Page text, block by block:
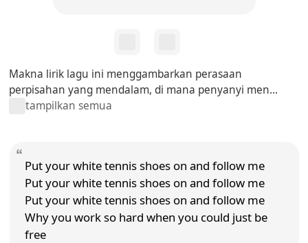
Makna lirik lagu ini menggambarkan perasaan
perpisahan yang mendalam, di mana penyanyi men...
tampilkan semua
Put your white tennis shoes on and follow me
Put your white tennis shoes on and follow me
Put your white tennis shoes on and follow me
Why you work so hard when you could just be
free